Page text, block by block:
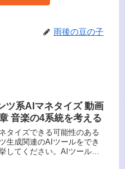
雨後の豆の子
ツ系AIマネタイズ 動画
音楽の4系統を考える
タイズできる可能性のある
生成関連のAIツールをでき
してください。AIツール